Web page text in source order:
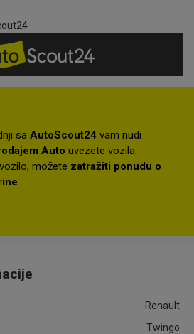
sa AutoScout24 vam nudi
Auto uvezete vozila.
možete zatražiti ponudu o
.
Renault
Twingo